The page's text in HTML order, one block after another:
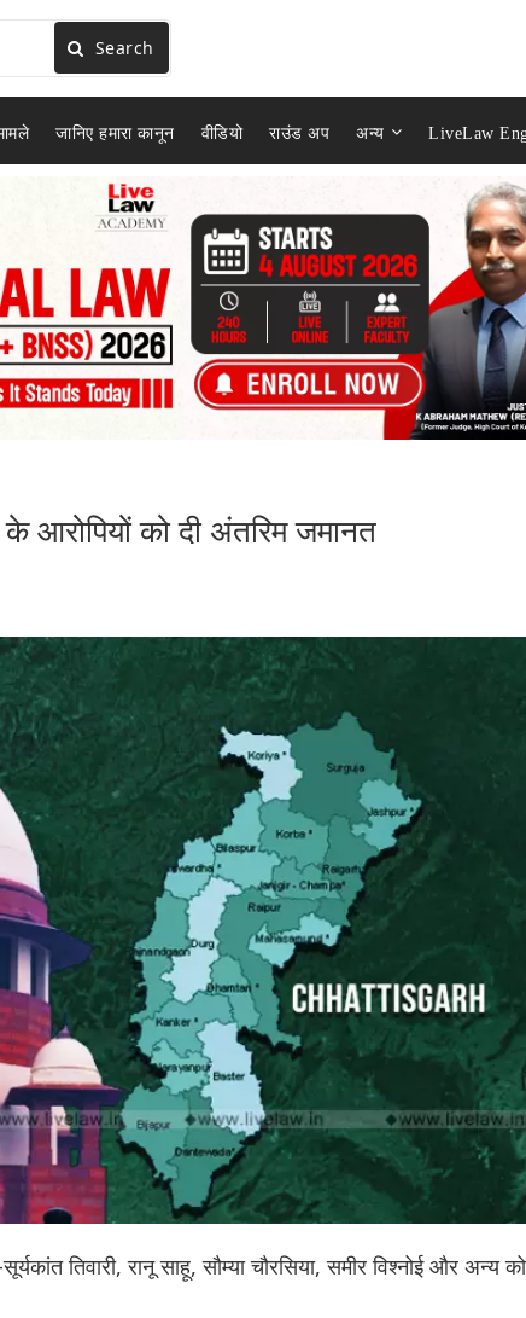
Search
जानिए हमारा कानून वीडियो राउंड अप अन्य LiveLaw
आरोपियों को दी अंतरिम जमानत
तिवारी, रानू साहू, सौम्या चौरसिया, समीर विश्नोई और अन्य को